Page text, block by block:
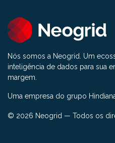
Nós somos a Neogrid. Um
inteligência de dados para sua
margem.
Uma empresa do grupo
© 2026 Neogrid — Todos os